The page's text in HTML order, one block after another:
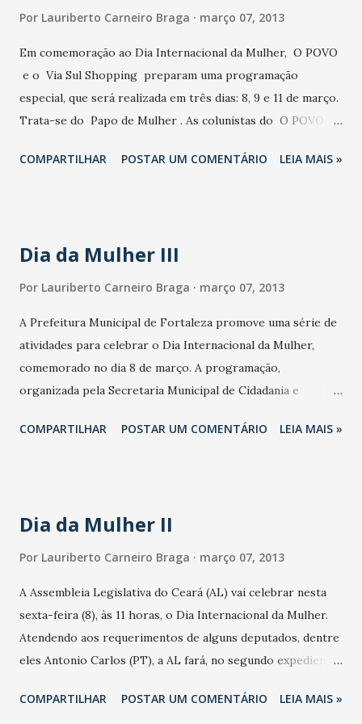
publicidade-e-politica-jornal- diario-do-nordeste-
07032013. html Abraço. Até já. Flávio Paiva.
www.flaviopaiva.com.br
Por Lauriberto Carneiro Braga março 07, 2013
Em comemoração ao Dia Internacional da Mulher, O POVO
e o Via Sul Shopping preparam uma programação
especial, que será realizada em três dias: 8, 9 e 11 de março.
Trata-se do Papo de Mulher . As colunistas do O POVO e
Arenusa Goulart ( Conectado ), Lêda Maria ( People ), Paula
contará com atrações convidadas da rádio Calypso FM
personalidades femininas para o talk show “Grandes
Mulheres”. A jornalista, médica homeopata e diretora de
marketing da Unifor Erotilde Honório, a pesquisadora e
jurista Gina Pompeu, a empresária Luziane Cavalcante , a
COMPARTILHAR POSTAR UM COMENTÁRIO LEIA MAIS »
Dia da Mulher III
Por Lauriberto Carneiro Braga março 07, 2013
A Prefeitura Municipal de Fortaleza promove uma série de
atividades para celebrar o Dia Internacional da Mulher,
comemorado no dia 8 de março. A programação,
organizada pela Secretaria Municipal de Cidadania e
Políticas para as Mulheres, tem como tema “Saúde
evento conta com a parceria da Secretaria Municipal de
(05/03) com um café de apresentação da Coordenadoria
para líderes comunitárias, integrantes de movimentos de
mulheres, ONGs, instituições parceiras e autoridades. Na
ocasião, o secretário Karlo Kardozo e a coordenadora
pela gestão e mostraram as equipes do Centro de
COMPARTILHAR POSTAR UM COMENTÁRIO LEIA MAIS »
Dia da Mulher II
Por Lauriberto Carneiro Braga março 07, 2013
A Assembleia Legislativa do Ceará (AL) vai celebrar nesta
sexta-feira (8), às 11 horas, o Dia Internacional da Mulher.
Atendendo aos requerimentos de alguns deputados, dentre
eles Antonio Carlos (PT), a AL fará, no segundo expediente,
homenageadas escolhidas pelo petista são: Luizianne Lins,
COMPARTILHAR POSTAR UM COMENTÁRIO LEIA MAIS »